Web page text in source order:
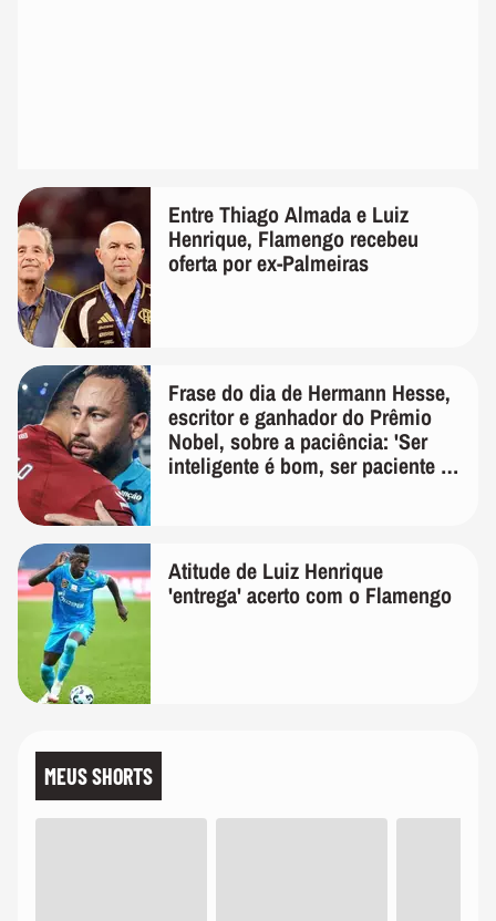
Entre Thiago Almada e Luiz
Henrique, Flamengo recebeu
oferta por ex-Palmeiras
Frase do dia de Hermann Hesse,
escritor e ganhador do Prêmio
Nobel, sobre a paciência: 'Ser
inteligente é bom, ser paciente é
Atitude de Luiz Henrique
'entrega' acerto com o Flamengo
MEUS SHORTS